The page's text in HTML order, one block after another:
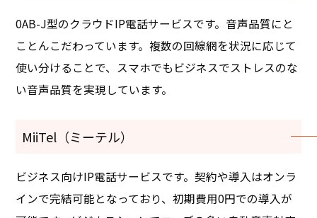
0AB-J型のクラウドIP電話サービスです。音声品質にと
ことんこだわっています。複数の回線網を状況に応じて
使い分けることで、スマホでもビジネスでストレスのな
い音声品質を実現しています。
MiiTel（ミーテル）
ビジネス向けIP電話サービスです。契約や導入はオンラ
インで完結可能となっており、初期費用0円での導入が